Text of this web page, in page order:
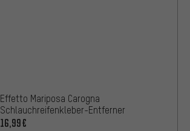
Effetto Mariposa Carogna
Schlauchreifenkleber-Entferner
16,99€